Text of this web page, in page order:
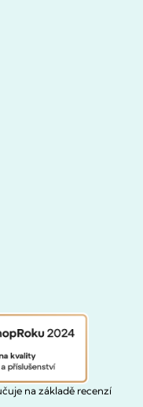
na základě recenzí